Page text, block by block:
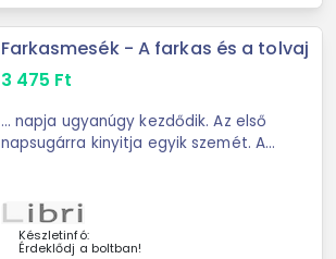
Farkasmesék - A farkas és a tolvaj
3 475 Ft
... napja ugyanúgy kezdődik. Az első
napsugárra kinyitja egyik szemét. A
fondorlatos csapdával? A farkas
nem riad ...
Készletinfó:
Érdeklődj a boltban!